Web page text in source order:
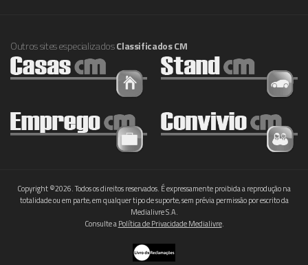
Outros sites especializadosClassificados CM
Copyright ©2026. Todos os direitos reservados. É expressamente proibida a reprodução na
totalidade ou em parte, em qualquer tipo de suporte, sem prévia permissão por escrito da
Medialivre S.A.
Consulte aPolítica de Privacidade Medialivre.